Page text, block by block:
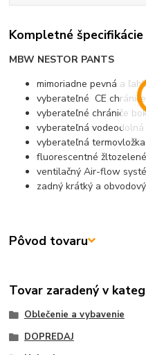
Kompletné špecifikácie
MBW NESTOR PANTS
mimoriadne pevná a
vyberateľné CE
vyberateľné chrániče
vyberateľná
vyberateľná
fluorescentné
ventilačný Air-flow
zadný krátký a
Pôvod tovaru
Tovar zaradený v
Oblečenie a vybavenie
DOPREDAJ